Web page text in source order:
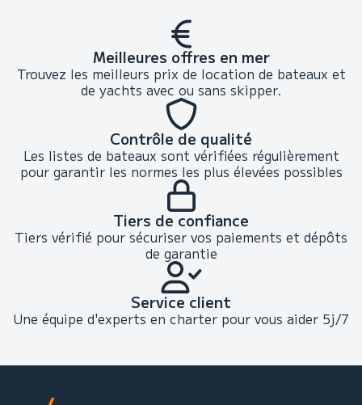
Meilleures offres en mer
Trouvez les meilleurs prix de location de bateaux et
de yachts avec ou sans skipper.
Contrôle de qualité
Les listes de bateaux sont vérifiées régulièrement
pour garantir les normes les plus élevées possibles
Tiers de confiance
Tiers vérifié pour sécuriser vos paiements et dépôts
de garantie
Service client
Une équipe d'experts en charter pour vous aider 5j/7